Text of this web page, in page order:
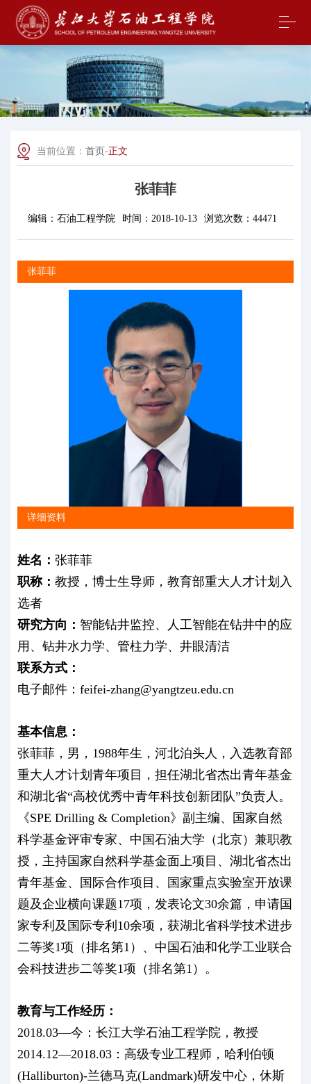
当前位置： 首页-正文
张菲菲
编辑： 石油工程学院 时间： 2018-10-13 浏览次数： 44471
张菲菲
详细资料
姓名： 张菲菲
职称： 教授，博士生导师，教育部重大人才计划入
选者
研究方向： 智能钻井监控、人工智能在钻井中的应
用、钻井水力学、管柱力学、井眼清洁
联系方式：
电子邮件：feifei-zhang@yangtzeu.edu.cn
基本信息：
张菲菲，男，1988年生，河北泊头人，入选教育部
重大人才计划青年项目，担任湖北省杰出青年基金
和湖北省“高校优秀中青年科技创新团队”负责人。
《SPE Drilling & Completion》副主编、国家自然
科学基金评审专家、中国石油大学（北京）兼职教
授，主持国家自然科学基金面上项目、湖北省杰出
青年基金、国际合作项目、国家重点实验室开放课
题及企业横向课题17项，发表论文30余篇，申请国
家专利及国际专利10余项，获湖北省科学技术进步
二等奖1项（排名第1）、中国石油和化学工业联合
会科技进步二等奖1项（排名第1）。
教育与工作经历：
2018.03—今：长江大学石油工程学院，教授
2014.12—2018.03：高级专业工程师，哈利伯顿
(Halliburton)-兰德马克(Landmark)研发中心，休斯